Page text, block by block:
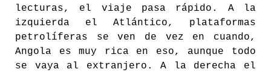
lecturas, el viaje pasa rápido. A la
izquierda el Atlántico, plataformas
petrolíferas se ven de vez en cuando,
Angola es muy rica en eso, aunque todo
se vaya al extranjero. A la derecha el